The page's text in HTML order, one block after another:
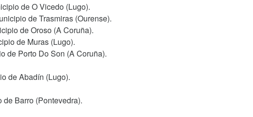
de O Vicedo (Lugo).
de Trasmiras (Ourense).
de Oroso (A Coruña).
de Muras (Lugo).
de Porto Do Son (A Coruña).
de Abadín (Lugo).
Barro (Pontevedra).